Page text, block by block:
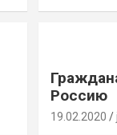
Россию
19.02.2020